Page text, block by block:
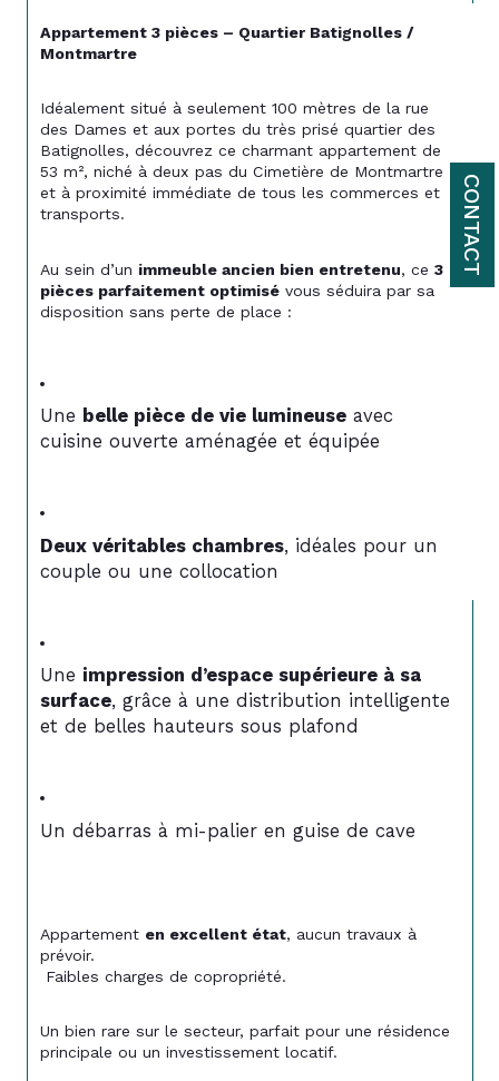
CONTACT
Appartement 3 pièces – Quartier Batignolles /
Montmartre
Idéalement situé à seulement 100 mètres de la rue
des Dames et aux portes du très prisé quartier des
Batignolles, découvrez ce charmant appartement de
53 m², niché à deux pas du Cimetière de Montmartre
et à proximité immédiate de tous les commerces et
transports.
Au sein d’un immeuble ancien bien entretenu, ce 3
pièces parfaitement optimisé vous séduira par sa
disposition sans perte de place :
Une belle pièce de vie lumineuse avec
cuisine ouverte aménagée et équipée
Deux véritables chambres, idéales pour un
couple ou une collocation
Une impression d’espace supérieure à sa
surface, grâce à une distribution intelligente
et de belles hauteurs sous plafond
Un débarras à mi-palier en guise de cave
Appartement en excellent état, aucun travaux à
prévoir.
Faibles charges de copropriété.
Un bien rare sur le secteur, parfait pour une résidence
principale ou un investissement locatif.